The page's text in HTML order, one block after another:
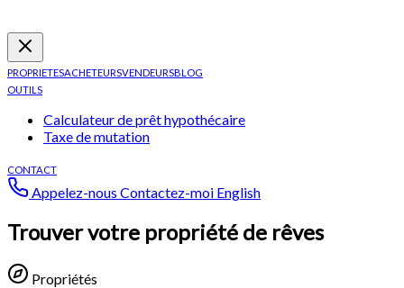
PROPRIETESACHETEURSVENDEURSBLOG
OUTILS
Calculateur de prêt hypothécaire
Taxe de mutation
CONTACT
Appelez-nous Contactez-moi English
Trouver votre propriété de rêves
Propriétés